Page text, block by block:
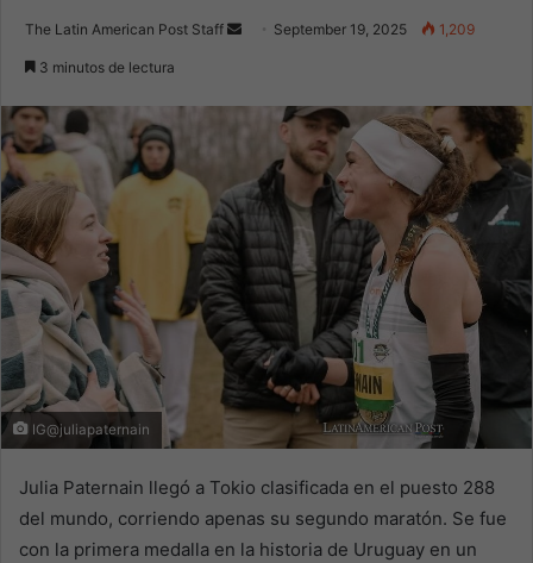
The Latin American Post Staff
Send September 19, 2025 1,209
3 minutos de lectura
IG@juliapaternain
Julia Paternain llegó a Tokio clasificada en el puesto 288
del mundo, corriendo apenas su segundo maratón. Se fue
con la primera medalla en la historia de Uruguay en un